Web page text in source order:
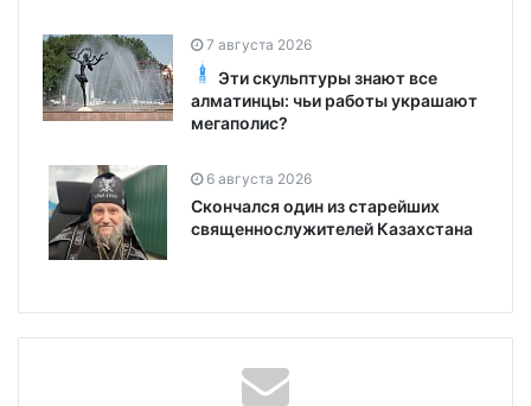
7 августа 2026
Эти скульптуры знают все
алматинцы: чьи работы украшают
мегаполис?
6 августа 2026
Скончался один из старейших
священнослужителей Казахстана